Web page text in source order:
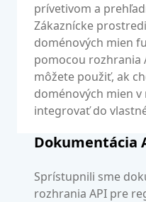
prívetivom a
Zákaznícke
doménových mien
pomocou rozhrania
môžete použiť, ak
doménových mien
integrovať do
Dokumentácia
Sprístupnili sme
rozhrania API pre